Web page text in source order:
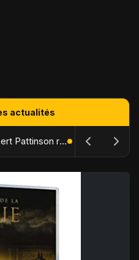
actualités
The Batman : Part II – Robert Pattinson replonge dans les ténèbres de Gotham dès octobre 2027